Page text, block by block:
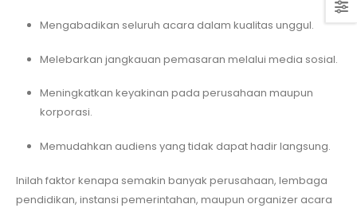
Mengabadikan seluruh acara dalam kualitas unggul.
Melebarkan jangkauan pemasaran melalui media sosial.
Meningkatkan keyakinan pada perusahaan maupun
korporasi.
Memudahkan audiens yang tidak dapat hadir langsung.
Inilah faktor kenapa semakin banyak perusahaan, lembaga
pendidikan, instansi pemerintahan, maupun organizer acara